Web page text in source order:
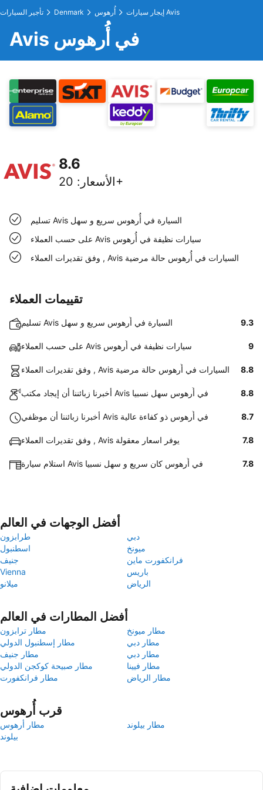
تأجير السيارات Denmark أُرهوس إيجار سيارات Avis
Avis في أُرهوس
8.6
الأسعار : 20+
تسليم Avis السيارة في أُرهوس سريع و سهل
على حسب العملاء Avis سيارات نظيفة في أُرهوس
وفق تقديرات العملاء , Avis السيارات في أُرهوس حالة مرضية
تقييمات العملاء
تسليم Avis السيارة في أُرهوس سريع و سهل 9.3
على حسب العملاء Avis سيارات نظيفة في أُرهوس 9
وفق تقديرات العملاء , Avis السيارات في أُرهوس حالة مرضية 8.8
أخبرنا زبائننا أن إيجاد مكتب Avis في أُرهوس سهل نسبيا 8.8
أخبرنا زبائننا أن موظفي Avis في أُرهوس ذو كفاءة عالية 8.7
وفق تقديرات العملاء , Avis يوفر اسعار معقولة 7.8
استلام سيارة Avis في أُرهوس كان سريع و سهل نسبيا 7.8
أفضل الوجهات في العالم
طرابزون
دبي
اسطنبول
ميونخ
جنيف
فرانكفورت ماين
Vienna
باريس
ميلانو
الرياض
أفضل المطارات في العالم
مطار ترابزون
مطار ميونخ
مطار إسطنبول الدولي
مطار دبي
مطار جنيف
مطار دبي
مطار صبيحة كوكجن الدولي
مطار فيينا
مطار فرانكفورت
مطار الرياض
قرب أُرهوس
مطار أرهوس
مطار بيلوند
بيلوند